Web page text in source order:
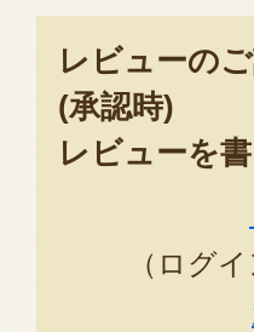
レビューのご
(承認時)
レビューを
（ログ